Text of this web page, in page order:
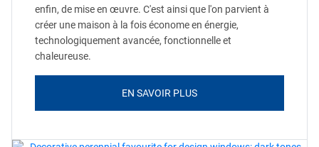
enfin, de mise en œuvre. C'est ainsi que l'on parvient à
créer une maison à la fois économe en énergie,
technologiquement avancée, fonctionnelle et
chaleureuse.
EN SAVOIR PLUS